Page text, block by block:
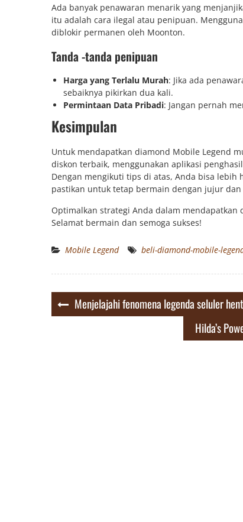
Ada banyak penawaran menarik yang
itu adalah cara ilegal atau penipuan.
diblokir permanen oleh Moonton.
Tanda -tanda penipuan
Harga yang Terlalu Murah: Jika ada
sebaiknya pikirkan dua kali.
Permintaan Data Pribadi: Jangan pernah
Kesimpulan
Untuk mendapatkan diamond Mobile Legend
diskon terbaik, menggunakan aplikasi
Dengan mengikuti tips di atas, Anda bisa
pastikan untuk tetap bermain dengan jujur dan
Optimalkan strategi Anda dalam
Selamat bermain dan semoga sukses!
Mobile Legend beli-diamond-mobile-
Post
navigation
Menjelajahi fenomena legenda seluler
Hilda’s